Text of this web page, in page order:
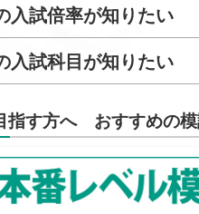
入試倍率が知りたい
入試科目が知りたい
指す方へ おすすめの